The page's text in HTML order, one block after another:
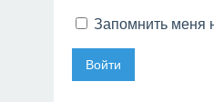
Запомнить меня